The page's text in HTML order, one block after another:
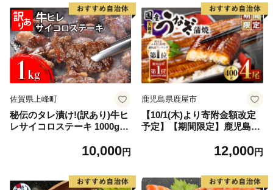
佐賀県上峰町
秘伝のタレ漬け!(訳あり)牛ヒ
レサイコロステーキ 1000g
10,000円
鹿児島県鹿屋市
【10/1(木)より寄附金額改定
予定】【期間限定】鹿児島県
12,000円